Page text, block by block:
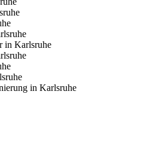
in Karlsruhe
in Karlsruhe